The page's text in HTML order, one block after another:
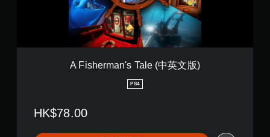
T
A Fisherman's Tale (中英文版)
PS4
HK$78.00